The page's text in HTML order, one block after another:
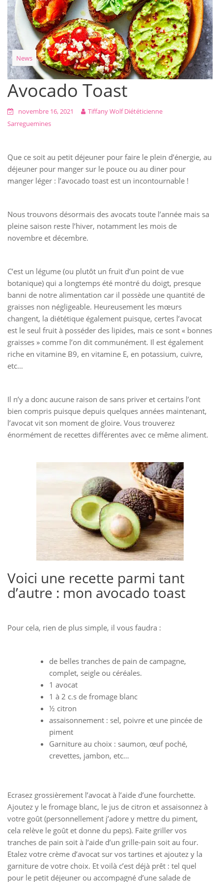
News
Avocado Toast
novembre 16, 2021
Tiffany Wolf Diététicienne
Sarreguemines
Que ce soit au petit déjeuner pour faire le plein d’énergie, au
déjeuner pour manger sur le pouce ou au diner pour
manger léger : l’avocado toast est un incontournable !
Nous trouvons désormais des avocats toute l’année mais sa
pleine saison reste l’hiver, notamment les mois de
novembre et décembre.
C’est un légume (ou plutôt un fruit d’un point de vue
botanique) qui a longtemps été montré du doigt, presque
banni de notre alimentation car il possède une quantité de
graisses non négligeable. Heureusement les mœurs
changent, la diététique également puisque, certes l’avocat
est le seul fruit à posséder des lipides, mais ce sont « bonnes
graisses » comme l’on dit communément. Il est également
riche en vitamine B9, en vitamine E, en potassium, cuivre,
etc…
Il n’y a donc aucune raison de sans priver et certains l’ont
bien compris puisque depuis quelques années maintenant,
l’avocat vit son moment de gloire. Vous trouverez
énormément de recettes différentes avec ce même aliment.
Voici une recette parmi tant
d’autre : mon avocado toast
Pour cela, rien de plus simple, il vous faudra :
de belles tranches de pain de campagne,
complet, seigle ou céréales.
1 avocat
1 à 2 c.s de fromage blanc
½ citron
assaisonnement : sel, poivre et une pincée de
piment
Garniture au choix : saumon, œuf poché,
crevettes, jambon, etc…
Ecrasez grossièrement l’avocat à l’aide d’une fourchette.
Ajoutez y le fromage blanc, le jus de citron et assaisonnez à
votre goût (personnellement j’adore y mettre du piment,
cela relève le goût et donne du peps). Faite griller vos
tranches de pain soit à l’aide d’un grille-pain soit au four.
Etalez votre crème d’avocat sur vos tartines et ajoutez y la
garniture de votre choix. Et voilà c’est déjà prêt : tel quel
pour le petit déjeuner ou accompagné d’une salade de